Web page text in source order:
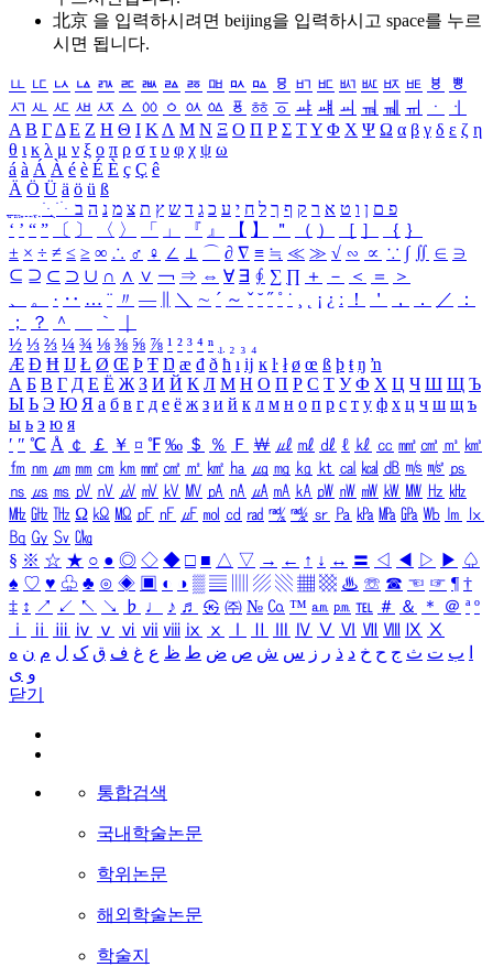
北京 을 입력하시려면 beijing을 입력하시고 space를 누르
시면 됩니다.
ㅥ ㅦ ㅧ ㅨ ㅩ ㅪ ㅫ ㅬ ㅭ ㅮ ㅯ ㅰ ㅱ ㅲ ㅳ ㅴ ㅵ ㅶ ㅷ ㅸ
ㅹ
ㅺ ㅻ ㅼ ㅽ ㅾ ㅿ ㆀ ㆁ ㆂ ㆃ ㆄ ㆅ ㆆ ㆇ ㆈ ㆉ ㆊ ㆋ ㆌ ㆍ
ㆎ
Α Β ΓΔ Ε Ζ Η Θ Ι ΚΛ Μ Ν Ξ Ο Π Ρ Σ ΤΥ Φ Χ Ψ Ω α β γ δ ε ζ η
θ ι κ λ μ ν ξ ο π ρ σ τ υ φ χ ψ ω
á à Á À é è É È ç Ç ê
Ä Ö Ü ä ö ü ß
ִֶֹ ֻּ ׁׂ פ ם ן ו ט א ר ק ף ך ל ח י ע כ ג ד ש ץ ת צ מ נ ה ב
‘ ’ “ ” 〔 〕 〈 〉 「 」 『 』 【 】 ＂ （ ） ［ ］ ｛ ｝
± × ÷ ≠ ≤ ≥ ∞ ∴ ♂ ♀ ∠ ⊥ ⌒ ∂ ∇ ≡ ≒ ≪ ≫ √ ∽ ∝ ∵ ∫ ∬ ∈ ∋
⊆ ⊇ ⊂ ⊃ ∪ ∩ ∧ ∨ ￢ ⇒ ⇔ ∀ ∃ ∮ ∑ ∏ ＋ － ＜ ＝
＞
、
。 · ‥ … ¨ 〃 ― ＼ ∼ ´ ～ ˇ ˘ ˝ ˚ ˙ ¸ ¡ ¿ ː ！ ＇ ， ． ／
：
；
？ ＾ ｀
½ ⅓ ⅔ ¼ ¾ ⅛ ⅜ ⅝ ⅞ ¹ ² ³ ⁴ ⁿ ₁ ₂ ₃ ₄
Æ Ð Ħ Ĳ Ł Ø Œ Þ Ŧ Ŋ æ đ ð ħ ı ĳ ĸ ŀ ł ø œ ß þ ŧ ŋ ŉ
А Б В Г Д Е Ё Ж З И Й К Л М Н О П Р С Т У Ф Х Ц Ч Ш Щ Ъ
Ы Ь Э Ю Я а б в г д е ё ж з и й к л м н о п р с т у ф х ц ч ш щ ъ
ы ь э ю я
′ ″ ℃ Å ￠ ￡ ￥ ¤ ℉ ‰ ＄ ％ Ｆ ￦ ㎕ ㎖ ㎗ ℓ ㎘ ㏄ ㎣ ㎤ ㎥ ㎦
㎙ ㎚ ㎛ ㎜ ㎝ ㎞ ㎟ ㎠ ㎡ ㎢ ㏊ ㎍ ㎎ ㎏ ㏏ ㎈ ㎉ ㏈ ㎧ ㎨ ㎰
㎱ ㎲ ㎳ ㎴ ㎵ ㎶ ㎷ ㎸ ㎹ ㎀ ㎁ ㎂ ㎃ ㎄ ㎺ ㎻ ㎽ ㎾ ㎿ ㎐ ㎑
㎒ ㎓ ㎔ Ω ㏀ ㏁ ㎊ ㎋ ㎌ ㏖ ㏅ ㎭ ㎮ ㎯ ㏛ ㎩ ㎪ ㎫ ㎬ ㏝ ㏐
㏓
㏃ ㏉ ㏜ ㏆
§ ※ ☆ ★ ○ ● ◎ ◇ ◆ □ ■ △ ▽ → ← ↑ ↓ ↔ 〓 ◁ ◀ ▷ ▶ ♤
♠ ♡ ♥ ♧ ♣ ⊙ ◈ ▣ ◐ ◑ ▒ ▤ ▨ ▧ ▦ ▩ ♨ ☏ ☎ ☜ ☞ ¶ †
‡ ↕ ↗ ↙ ↖ ↘ ♭ ♩ ♪ ♬ ㉿ ㈜ № ㏇ ™ ㏂ ㏘ ℡ ＃ ＆ ＊ ＠ ª º
ⅰ
ⅱ ⅲ ⅳ ⅴ ⅵ ⅶ ⅷ ⅸ ⅹ Ⅳ Ⅴ Ⅵ Ⅶ Ⅷ Ⅸ Ⅹ
ب ت ث ج ح خ د ذ ر ز س ش ص ض ط ظ ع غ ف ق ک ل م ن ه
و ی
닫기
통합검색
국내학술논문
학위논문
해외학술논문
학술지